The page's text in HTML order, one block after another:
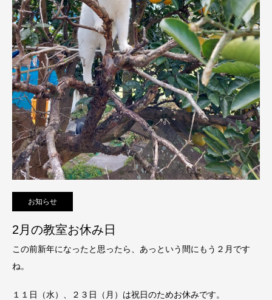
お知らせ
2月の教室お休み日
この前新年になったと思ったら、あっという間にもう２月です
ね。
１１日（水）、２３日（月）は祝日のためお休みです。